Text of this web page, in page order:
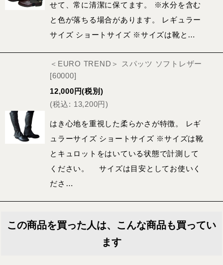
せて、常に清潔に保てます。 ※水分を含む
と色が落ちる場合があります。 レギュラー
サイズ ショートサイズ ※サイズは靴と…
＜EURO TREND＞ スパッツ ソフトレザー
[60000]
12,000 円(税別)
(税込: 13,200円)
はき心地を重視した柔らかさが特徴。 レギ
ュラーサイズ ショートサイズ ※サイズは靴
とキュロットをはいている状態で計測して
ください。 サイズは目安としてお使いく
ださ…
この商品を買った人は、こんな商品も買ってい
ます